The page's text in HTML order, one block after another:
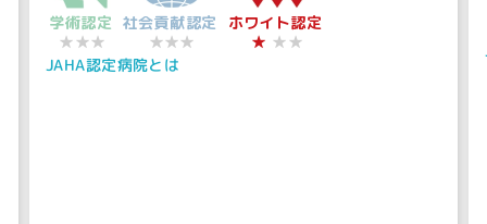
学術認定
★★★
社会貢献認定
★★★
ホワイト認定
★ ★★
JAHA認定病院とは